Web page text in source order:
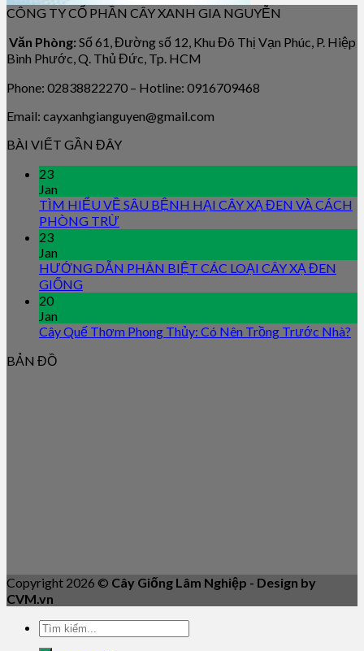
CÔNG TY CỔ PHẦN CÂY XANH GIA NGUYỄN
Văn Phòng: Số 61, Đường số 12, Khu Đô Thị Vạn Phúc, P. Hiệp
Bình Phước, Q. Thủ Đức, Tp. HCM
Phone: 02838822270 – Hotline: 0916709468
Email: cayxanhgianguyen@gmail.com
BÀI VIẾT GẦN ĐÂY
23
Jan
TÌM HIỂU VỀ SÂU BỆNH HẠI CÂY XẠ ĐEN VÀ CÁCH
PHÒNG TRỪ
23
Jan
HƯỚNG DẪN PHÂN BIỆT CÁC LOẠI CÂY XẠ ĐEN
GIỐNG
20
Jan
Cây Quế Thơm Phong Thủy: Có Nên Trồng Trước Nhà?
BẢN ĐỒ
Copyright 2026 © Cây Giống Lâm Nghiệp - Design by
CVM.vn